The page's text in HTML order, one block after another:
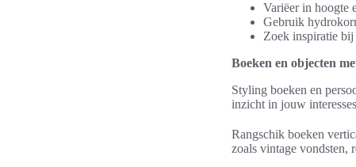
Variëer in hoogte
Gebruik
Zoek inspiratie
Boeken en objecten
Styling boeken en
inzicht in jouw
Rangschik boeken
zoals vintage vondsten,